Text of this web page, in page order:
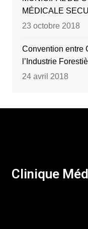
MÉDICALE
23 octobre 2018
Convention entre
l’Industrie
24 avril 2018
Clinique